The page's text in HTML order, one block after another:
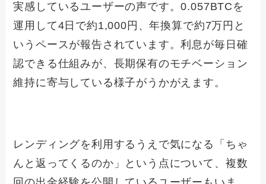
実感しているユーザーの声です。0.057BTCを
運用して4日で約1,000円、年換算で約7万円と
いうペースが報告されています。利息が毎日確
認できる仕組みが、長期保有のモチベーション
維持に寄与している様子がうかがえます。
レンディングを利用するうえで気になる「ちゃ
んと返ってくるのか」という点について、複数